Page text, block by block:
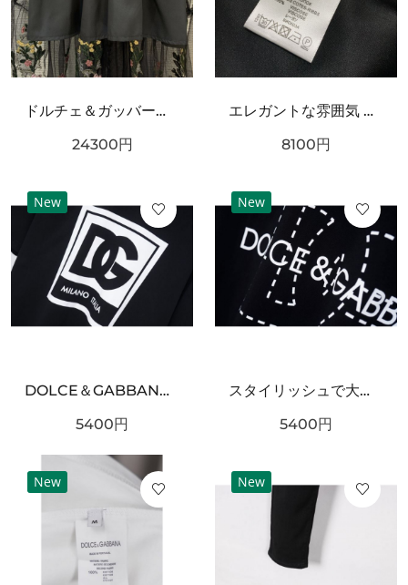
ドルチェ＆ガッバーナ コピー ワンピース DOLCE＆GABBANA 華やかで優雅な雰囲気
24300円
エレガントな雰囲気 DOLCE&GABBANA ドルチェ＆ガッバーナ コピー キャミソール 上質な素材感
8100円
New
DOLCE＆GABBANA ドルチェ＆ガッバーナ コピー 半袖Tシャツ 個性 自由な美意識
5400円
New
スタイリッシュで大胆な ドルチェ＆ガッバーナ コピー 半袖Tシャツ DOLCE＆GABBANA
5400円
New New